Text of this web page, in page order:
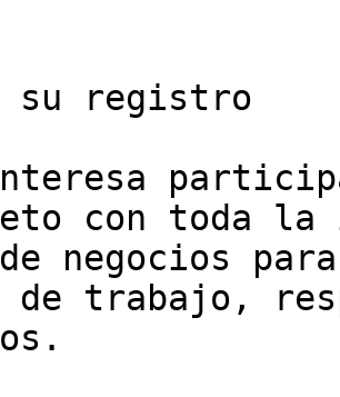
con toda la
negocios
de trabajo,